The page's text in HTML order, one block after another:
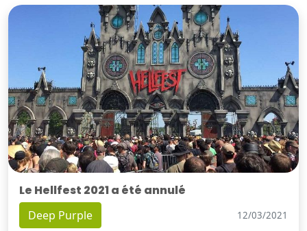
Le Hellfest 2021 a été annulé
Deep Purple 12/03/2021